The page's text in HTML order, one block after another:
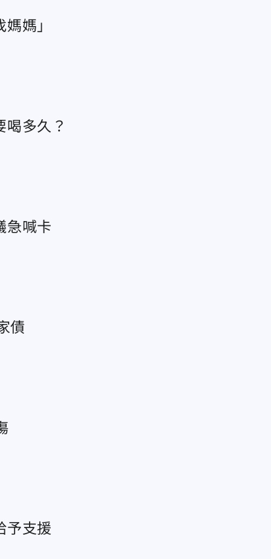
媽」
多久？
急喊卡
債
予支援